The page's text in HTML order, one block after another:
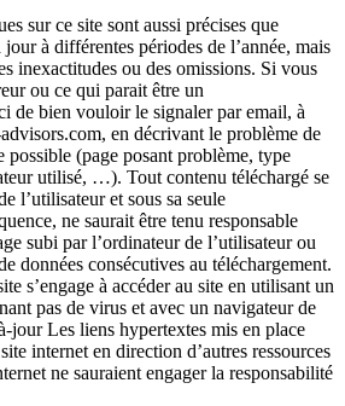
sur ce site sont aussi précises que
à différentes périodes de l’année, mais
inexactitudes ou des omissions. Si vous
ou ce qui parait être un
de bien vouloir le signaler par email, à
en décrivant le problème de
possible (page posant problème, type
utilisé, …). Tout contenu téléchargé se
l’utilisateur et sous sa seule
ne saurait être tenu responsable
subi par l’ordinateur de l’utilisateur ou
données consécutives au téléchargement.
s’engage à accéder au site en utilisant un
pas de virus et avec un navigateur de
jour Les liens hypertextes mis en place
internet en direction d’autres ressources
ne sauraient engager la responsabilité